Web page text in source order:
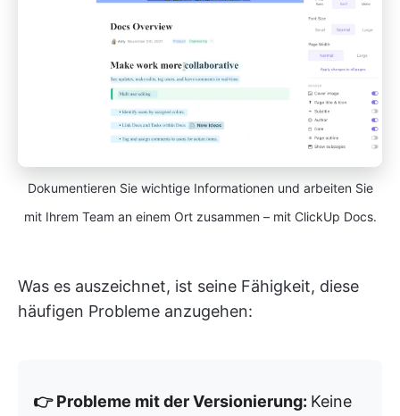
Dokumentieren Sie wichtige Informationen und arbeiten Sie
mit Ihrem Team an einem Ort zusammen – mit ClickUp Docs.
Was es auszeichnet, ist seine Fähigkeit, diese
häufigen Probleme anzugehen:
👉 Probleme mit der Versionierung: Keine